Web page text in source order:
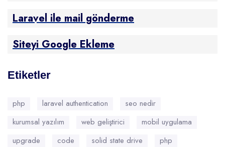
Laravel ile mail gönderme
Siteyi Google Ekleme
Etiketler
php laravel authentication
seo nedir
kurumsal yazılım
web geliştirici
mobil uygulama
upgrade
code solid state drive php